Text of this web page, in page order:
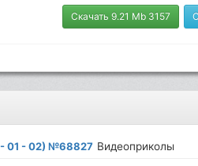
Скачать 9.21 Mb 3157
- 01 - 02) №68827 Видеоприколы